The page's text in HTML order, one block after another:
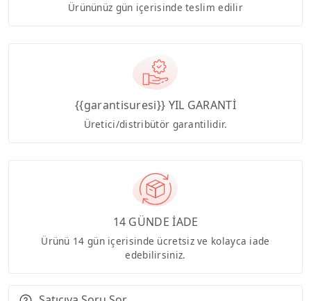
Ürününüz gün içerisinde teslim edilir
{{garantisuresi}} YIL GARANTİ
Üretici/distribütör garantilidir.
14 GÜNDE İADE
Ürünü 14 gün içerisinde ücretsiz ve kolayca iade
edebilirsiniz.